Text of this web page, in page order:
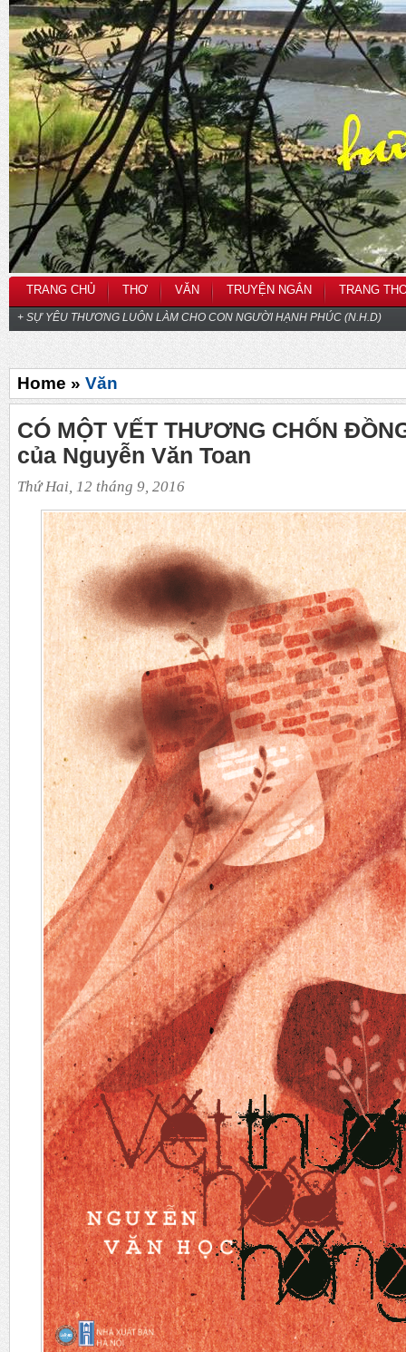
TRANG CHỦ THƠ VĂN TRUYỆN NGẮN TRANG
+ SỰ YÊU THƯƠNG LUÔN LÀM CHO CON NGƯỜI HẠNH PHÚC (N.H.D)
Home » Văn
CÓ MỘT VẾT THƯƠNG CHỐN
của Nguyễn Văn Toan
Thứ Hai, 12 tháng 9, 2016